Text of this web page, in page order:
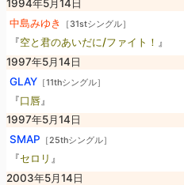
1994年5月14日
中島みゆき
［31stシングル］
『空と君のあいだに/ファイト！ 』
1997年5月14日
GLAY ［11thシングル］
『口唇』
1997年5月14日
SMAP
［25thシングル］
『セロリ 』
2003年5月14日